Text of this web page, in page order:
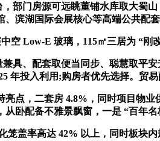
部门房源可远眺董铺水库取大蜀
滨湖国际会展核心等高端公共配
Low-E 玻璃，115㎡三居为 “刚
、配套取便当同步、聪慧取平
年投入利用;购房者优先选择。贸
，二套房 4.8%，同时项目物
卧配备不雅景飘窗，一是 “百年
率高达 42% 以上，同时板块内